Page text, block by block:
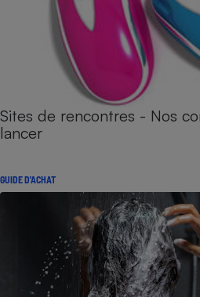
Sites de rencontres - Nos
lancer
GUIDE D'ACHAT